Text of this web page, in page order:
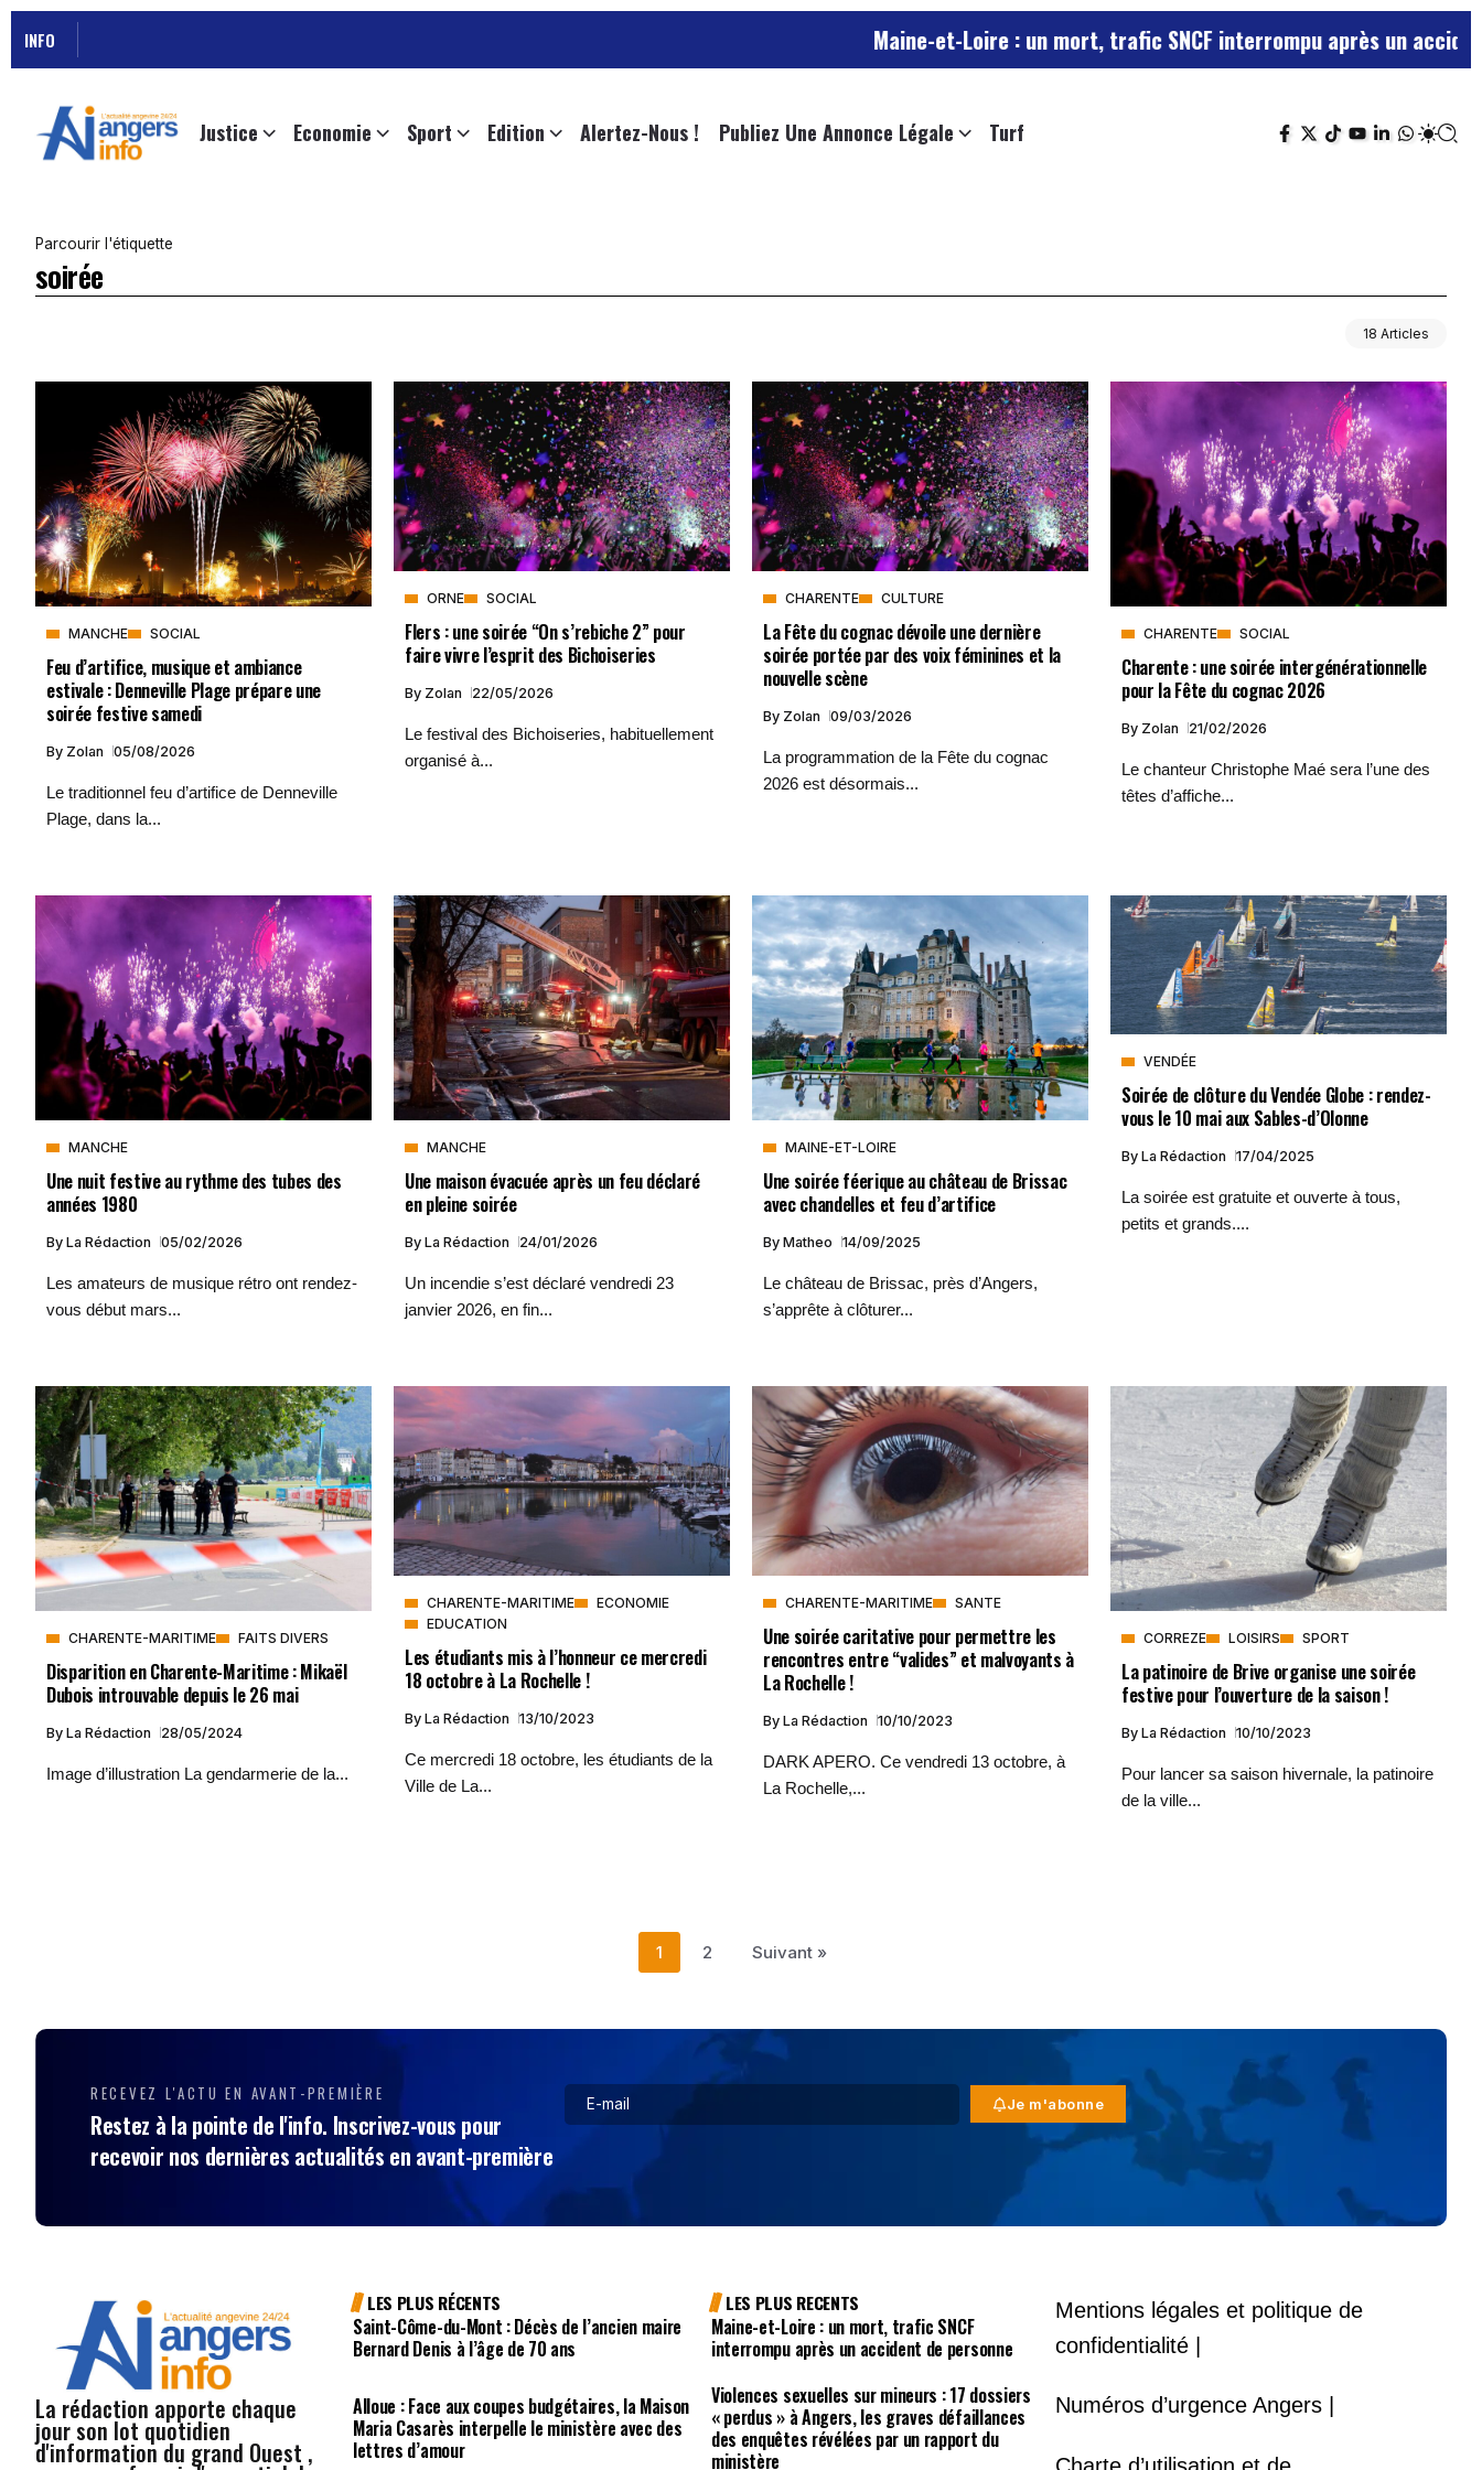
INFO Maine-et-Loire : un mort, trafic SNCF interrompu après un accident de
Justice Economie Sport Edition Alertez-Nous ! Publiez Une Annonce Légale Turf
Parcourir l'étiquette
soirée
18 Articles
MANCHE SOCIAL
Feu d’artifice, musique et ambiance
estivale : Denneville Plage prépare une
soirée festive samedi
By Zolan 05/08/2026
Le traditionnel feu d’artifice de Denneville
Plage, dans la...
ORNE SOCIAL
Flers : une soirée “On s’rebiche 2” pour
faire vivre l’esprit des Bichoiseries
By Zolan 22/05/2026
Le festival des Bichoiseries, habituellement
organisé à...
CHARENTE CULTURE
La Fête du cognac dévoile une dernière
soirée portée par des voix féminines et la
nouvelle scène
By Zolan 09/03/2026
La programmation de la Fête du cognac
2026 est désormais...
CHARENTE SOCIAL
Charente : une soirée intergénérationnelle
pour la Fête du cognac 2026
By Zolan 21/02/2026
Le chanteur Christophe Maé sera l’une des
têtes d’affiche...
MANCHE
Une nuit festive au rythme des tubes des
années 1980
By La Rédaction 05/02/2026
Les amateurs de musique rétro ont rendez-
vous début mars...
MANCHE
Une maison évacuée après un feu déclaré
en pleine soirée
By La Rédaction 24/01/2026
Un incendie s’est déclaré vendredi 23
janvier 2026, en fin...
MAINE-ET-LOIRE
Une soirée féerique au château de Brissac
avec chandelles et feu d’artifice
By Matheo 14/09/2025
Le château de Brissac, près d’Angers,
s’apprête à clôturer...
VENDÉE
Soirée de clôture du Vendée Globe : rendez-
vous le 10 mai aux Sables-d’Olonne
By La Rédaction 17/04/2025
La soirée est gratuite et ouverte à tous,
petits et grands....
CHARENTE-MARITIME FAITS DIVERS
Disparition en Charente-Maritime : Mikaël
Dubois introuvable depuis le 26 mai
By La Rédaction 28/05/2024
Image d’illustration La gendarmerie de la...
CHARENTE-MARITIME
ECONOMIE
EDUCATION
Les étudiants mis à l’honneur ce mercredi
18 octobre à La Rochelle !
By La Rédaction 13/10/2023
Ce mercredi 18 octobre, les étudiants de la
Ville de La...
CHARENTE-MARITIME SANTE
Une soirée caritative pour permettre les
rencontres entre “valides” et malvoyants à
La Rochelle !
By La Rédaction 10/10/2023
DARK APERO. Ce vendredi 13 octobre, à
La Rochelle,...
CORREZE LOISIRS SPORT
La patinoire de Brive organise une soirée
festive pour l’ouverture de la saison !
By La Rédaction 10/10/2023
Pour lancer sa saison hivernale, la patinoire
de la ville...
1 2 Suivant »
RECEVEZ L'ACTU EN AVANT-PREMIÈRE
Restez à la pointe de l'info. Inscrivez-vous pour
recevoir nos dernières actualités en avant-première
Je m'abonne
La rédaction apporte chaque
jour son lot quotidien
d'information du grand Ouest ,
LES PLUS RÉCENTS
Saint-Côme-du-Mont : Décès de l’ancien maire
Bernard Denis à l’âge de 70 ans
Alloue : Face aux coupes budgétaires, la Maison
Maria Casarès interpelle le ministère avec des
lettres d’amour
LES PLUS RECENTS
Maine-et-Loire : un mort, trafic SNCF
interrompu après un accident de personne
Violences sexuelles sur mineurs : 17 dossiers
« perdus » à Angers, les graves défaillances
des enquêtes révélées par un rapport du
ministère
Mentions légales et politique de
confidentialité |
Numéros d’urgence Angers |
Charte d’utilisation et de